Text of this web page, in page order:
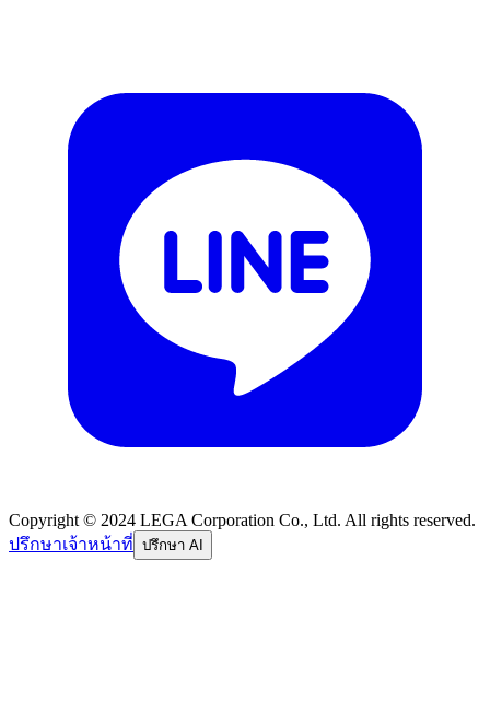
Copyright © 2024 LEGA Corporation Co., Ltd. All rights reserved.
ปรึกษาเจ้าหน้าที่ ปรึกษา AI